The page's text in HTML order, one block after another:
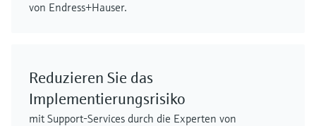
von Endress+Hauser.
Reduzieren Sie das
Implementierungsrisiko
mit Support-Services durch die Experten von